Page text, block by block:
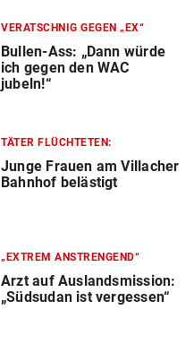
VERATSCHNIG GEGEN „EX“
Bullen-Ass: „Dann würde
ich gegen den WAC
jubeln!“
TÄTER FLÜCHTETEN:
Junge Frauen am Villacher
Bahnhof belästigt
„EXTREM ANSTRENGEND“
Arzt auf Auslandsmission:
„Südsudan ist vergessen“